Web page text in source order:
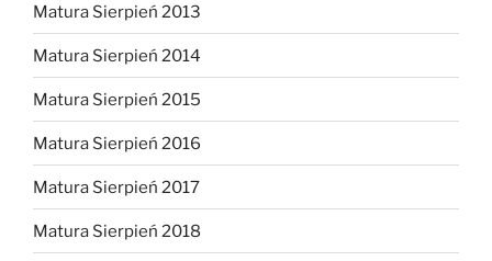
Matura Sierpień 2013
Matura Sierpień 2014
Matura Sierpień 2015
Matura Sierpień 2016
Matura Sierpień 2017
Matura Sierpień 2018